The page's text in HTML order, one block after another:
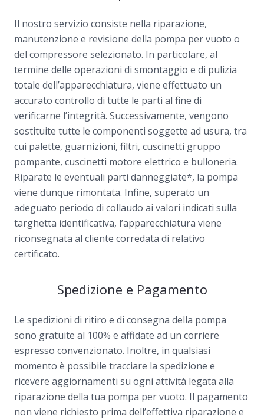
Il nostro servizio consiste nella riparazione,
manutenzione e revisione della pompa per vuoto o
del compressore selezionato. In particolare, al
termine delle operazioni di smontaggio e di pulizia
totale dell’apparecchiatura, viene effettuato un
accurato controllo di tutte le parti al fine di
verificarne l’integrità. Successivamente, vengono
sostituite tutte le componenti soggette ad usura, tra
cui palette, guarnizioni, filtri, cuscinetti gruppo
pompante, cuscinetti motore elettrico e bulloneria.
Riparate le eventuali parti danneggiate*, la pompa
viene dunque rimontata. Infine, superato un
adeguato periodo di collaudo ai valori indicati sulla
targhetta identificativa, l’apparecchiatura viene
riconsegnata al cliente corredata di relativo
certificato.
Spedizione e Pagamento
Le spedizioni di ritiro e di consegna della pompa
sono gratuite al 100% e affidate ad un corriere
espresso convenzionato. Inoltre, in qualsiasi
momento è possibile tracciare la spedizione e
ricevere aggiornamenti su ogni attività legata alla
riparazione della tua pompa per vuoto. Il pagamento
non viene richiesto prima dell’effettiva riparazione e